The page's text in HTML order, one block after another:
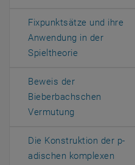
Fixpunktsätze und ihre
Anwendung in der
Spieltheorie
Beweis der
Bieberbachschen
Vermutung
Die Konstruktion der p-
adischen komplexen